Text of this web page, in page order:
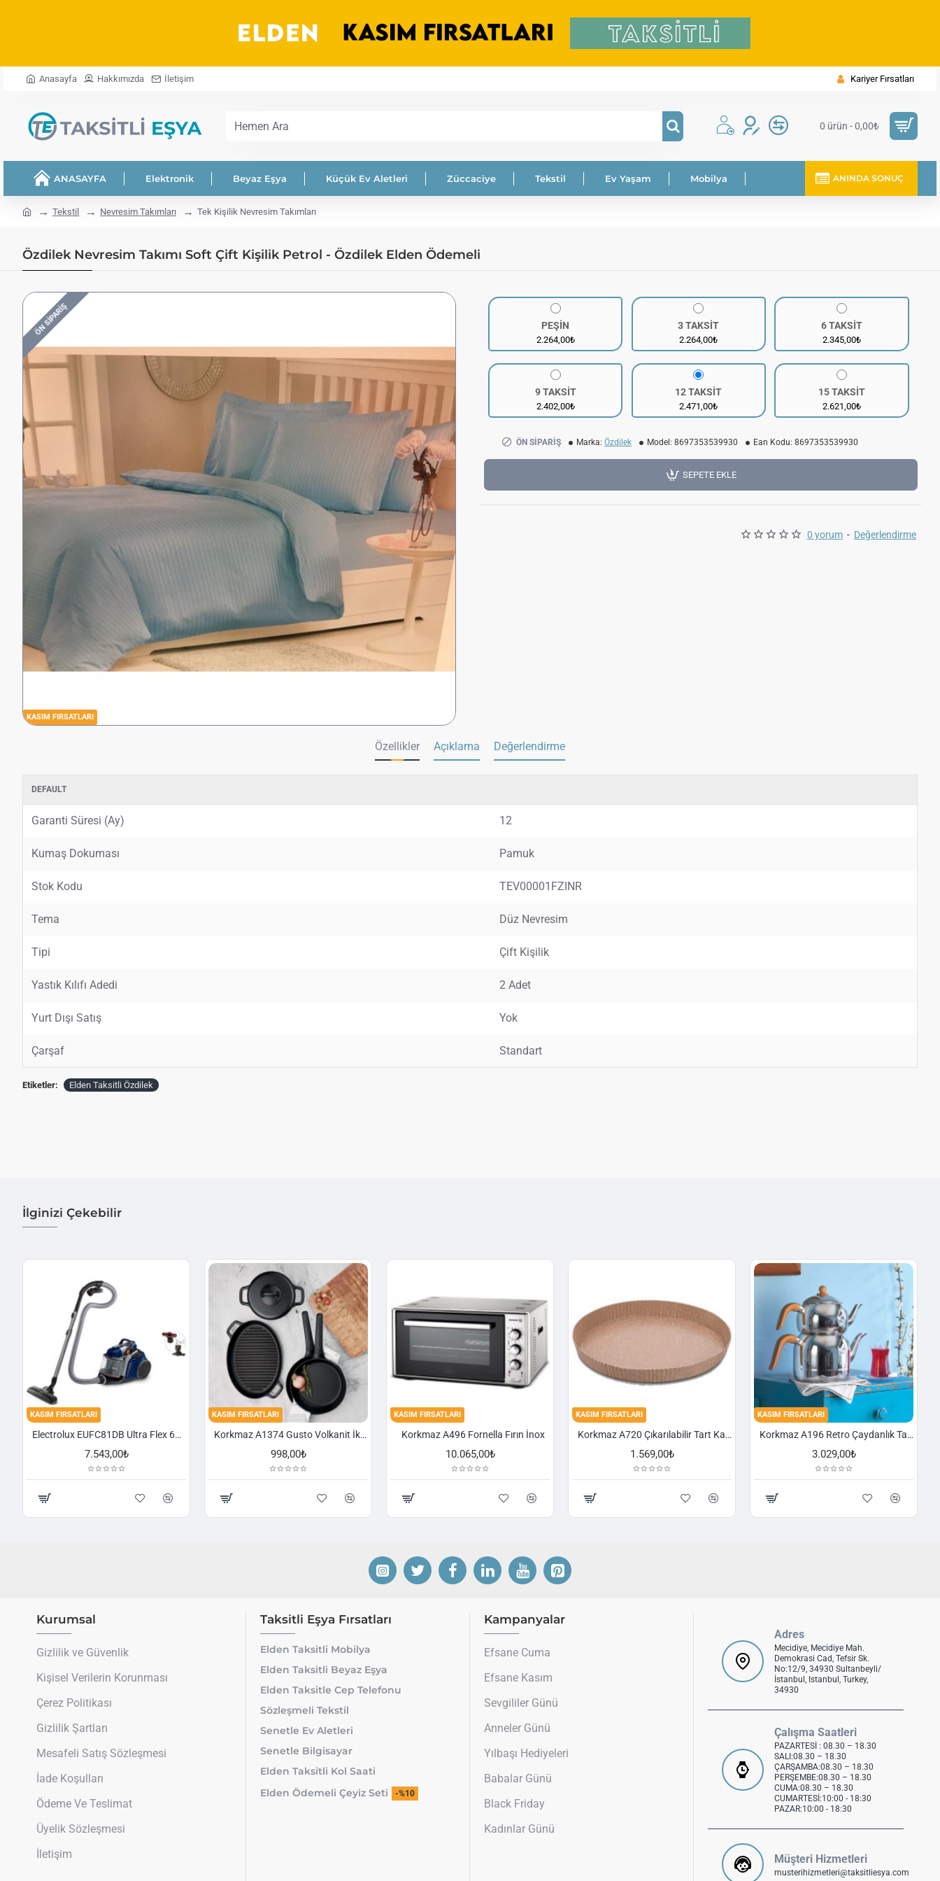
Anasayfa Hakkımızda İletişim Kariyer Fırsatları
Hemen
0 ürün - 0,00₺
ANASAYFA Elektronik Beyaz Eşya Küçük Ev Aletleri Züccaciye Tekstil Ev Yaşam Mobilya ANINDA SONUÇ
homeTekstil Nevresim Takımları Tek Kişilik Nevresim Takımları
Özdilek Nevresim Takımı Soft Çift Kişilik Petrol - Özdilek Elden Ödemeli
KASIM FIRSATLARI
ÖN SIPARIŞ
0 yorum - Değerlendirme
PEŞİN
2.264,00₺
3 TAKSİT
2.264,00₺
6 TAKSİT
2.345,00₺
9 TAKSİT
2.402,00₺
12 TAKSİT
2.471,00₺
15 TAKSİT
2.621,00₺
ÖN SIPARIŞ Marka: Özdilek Model: 8697353539930 Ean Kodu: 8697353539930
SEPETE EKLE
Özellikler Açıklama Değerlendirme
DEFAULT
Garanti Süresi (Ay) 12
Kumaş Dokuması Pamuk
Stok Kodu TEV00001FZINR
Tema Düz Nevresim
Tipi Çift Kişilik
Yastık Kılıfı Adedi 2 Adet
Yurt Dışı Satış Yok
Çarşaf Standart
Etiketler: Elden Taksitli Özdilek
İlginizi Çekebilir
KASIM FIRSATLARI
Electrolux EUFC81DB Ultra Flex 650 W Toz Torbasız Süpürge
7.543,00₺
KASIM FIRSATLARI
Korkmaz A1374 Gusto Volkanit İki Kulplu Oval Tava
998,00₺
KASIM FIRSATLARI
Korkmaz A496 Fornella Fırın İnox
10.065,00₺
KASIM FIRSATLARI
Korkmaz A720 Çıkarılabilir Tart Kalıbı Granit 29,5 cm
1.569,00₺
KASIM FIRSATLARI
Korkmaz A196 Retro Çaydanlık Takımı
3.029,00₺
Kurumsal
Gizlilik ve Güvenlik
Kişisel Verilerin Korunması
Çerez Politikası
Gizlilik Şartları
Mesafeli Satış Sözleşmesi
İade Koşulları
Ödeme Ve Teslimat
Üyelik Sözleşmesi
İletişim
Taksitli Eşya Fırsatları
Elden Taksitli Mobilya
Elden Taksitli Beyaz Eşya
Elden Taksitle Cep Telefonu
Sözleşmeli Tekstil
Senetle Ev Aletleri
Senetle Bilgisayar
Elden Taksitli Kol Saati
Elden Ödemeli Çeyiz Seti
-%10
Kampanyalar
Efsane Cuma
Efsane Kasım
Sevgililer Günü
Anneler Günü
Yılbaşı Hediyeleri
Babalar Günü
Black Friday
Kadınlar Günü
Adres
Mecidiye, Mecidiye Mah.
Demokrasi Cad, Tefsir Sk.
No:12/9, 34930 Sultanbeyli/
İstanbul, Istanbul, Turkey,
34930
Çalışma Saatleri
PAZARTESİ : 08.30 – 18.30
SALI:08.30 – 18.30
ÇARŞAMBA:08.30 – 18.30
PERŞEMBE:08.30 – 18.30
CUMA:08.30 – 18.30
CUMARTESİ:10:00 - 18:30
PAZAR:10:00 - 18:30
Müşteri Hizmetleri
musterihizmetleri@taksitliesya.com